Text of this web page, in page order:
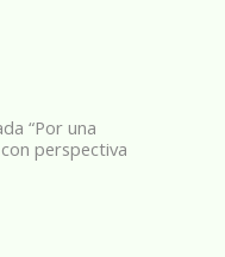
“Por una
perspectiva